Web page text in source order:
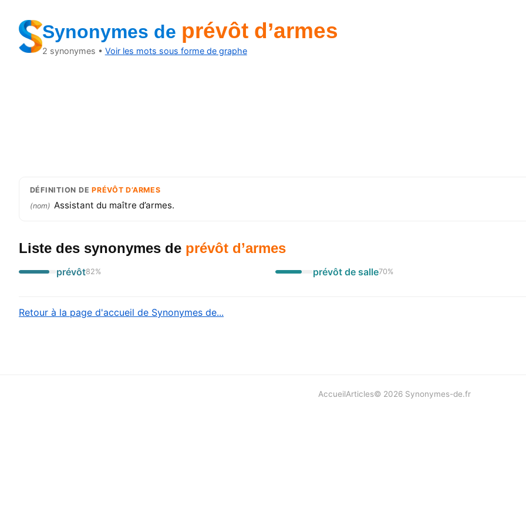
Synonymes de prévôt d’armes
2 synonymes • Voir les mots sous forme de graphe
DÉFINITION DEPRÉVÔT D’ARMES
(nom) Assistant du maître d’armes.
Liste des synonymes de prévôt d’armes
prévôt82% prévôt de salle70%
Retour à la page d'accueil de Synonymes de...
AccueilArticles© 2026 Synonymes-de.fr